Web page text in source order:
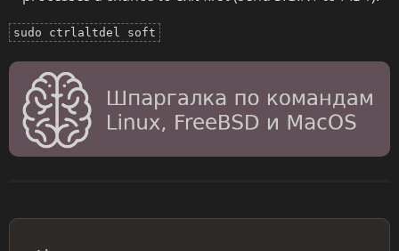
sudo ctrlaltdel soft